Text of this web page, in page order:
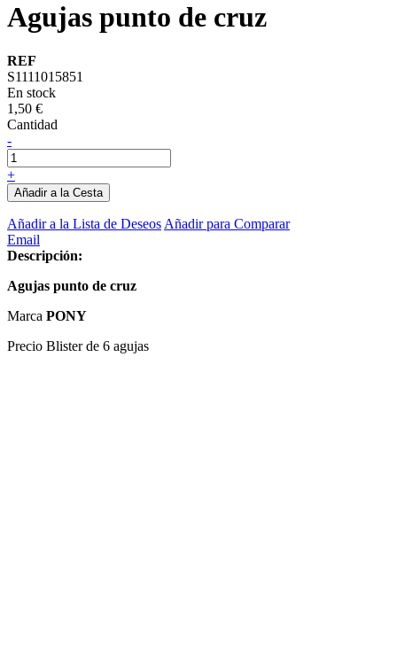
Agujas punto de cruz
REF
S1111015851
En stock
1,50 €
Cantidad
-
+
Añadir a la Cesta
Añadir a la Lista de Deseos Añadir para Comparar
Email
Descripción:
Agujas punto de cruz
Marca PONY
Precio Blister de 6 agujas